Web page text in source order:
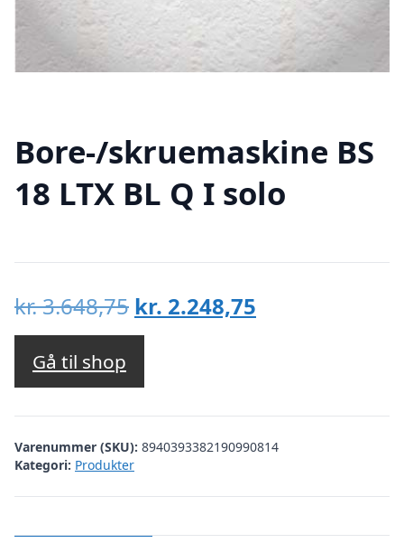
Bore-/skruemaskine BS
18 LTX BL Q I solo
kr.3.648,75 Den
oprindelige
var:
kr. 3.648,75.
kr. 2.248,75
kr. 2.248,75.
Gå til shop
Varenummer (SKU): 8940393382190990814
Kategori: Produkter